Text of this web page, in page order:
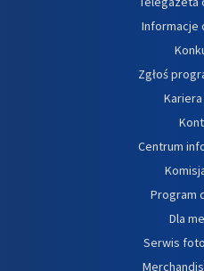
Informacje
Zgłoś
Kariera
Centrum
Program
Dla
Serwis